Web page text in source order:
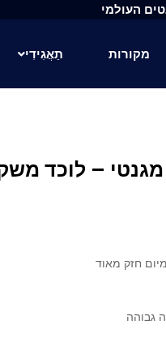
העולמי
מקורות תַאֲגִידִי
חזק מאוד
גבוהה